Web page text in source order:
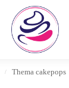
/ Thema cakepops